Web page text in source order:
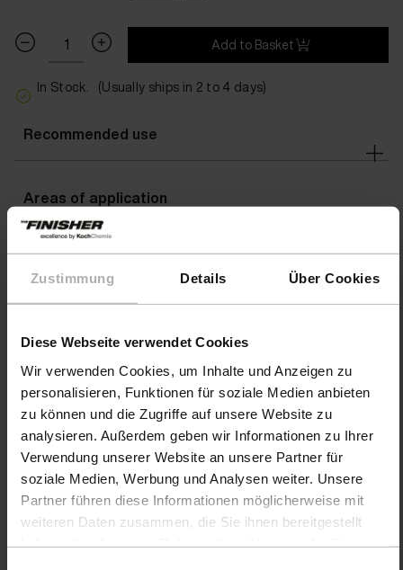
Zustimmung Details Über Cookies
Diese Webseite verwendet Cookies
Wir verwenden Cookies, um Inhalte und Anzeigen zu
personalisieren, Funktionen für soziale Medien anbieten
zu können und die Zugriffe auf unsere Website zu
analysieren. Außerdem geben wir Informationen zu Ihrer
Verwendung unserer Website an unsere Partner für
soziale Medien, Werbung und Analysen weiter. Unsere
Partner führen diese Informationen möglicherweise mit
weiteren Daten zusammen, die Sie ihnen bereitgestellt
Add to Basket
In Stock. (Usually ships in 2 to 4 days)
Recommended use
Areas of application
Warnings